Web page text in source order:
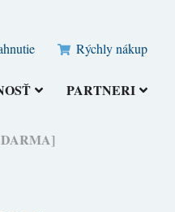
Rýchly nákup
PARTNERI